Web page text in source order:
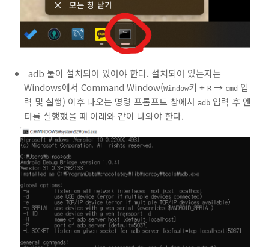
adb 툴이 설치되어 있어야 한다. 설치되어 있는지는
Windows에서 Command Window(Window키 + R → cmd 입
력 및 실행) 이후 나오는 명령 프롬프트 창에서 adb 입력 후 엔
터를 실행했을 때 아래와 같이 나와야 한다.